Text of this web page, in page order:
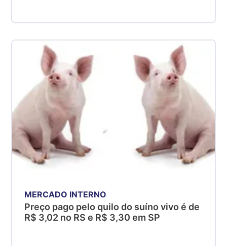
MERCADO INTERNO
Preço pago pelo quilo do suíno vivo é de
R$ 3,02 no RS e R$ 3,30 em SP